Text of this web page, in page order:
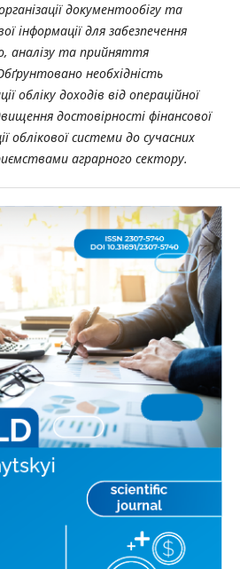
документообігу та
інформації для забезпечення
аналізу та прийняття
необхідність
обліку доходів від операційної
достовірності фінансової
облікової системи до сучасних
аграрного сектору.